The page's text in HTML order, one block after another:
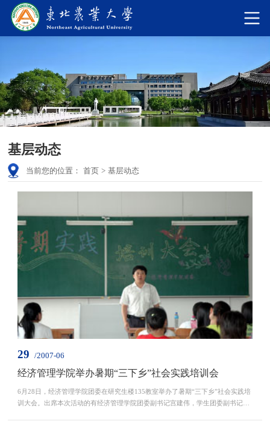
基层动态
当前您的位置： 首页 > 基层动态
29 /2007-06
经济管理学院举办暑期“三下乡”社会实践培训会
6月28日，经济管理学院团委在研究生楼135教室举办了暑期“三下乡”社会实践培
训大会。出席本次活动的有经济管理学院团委副书记宫建伟，学生团委副书记由